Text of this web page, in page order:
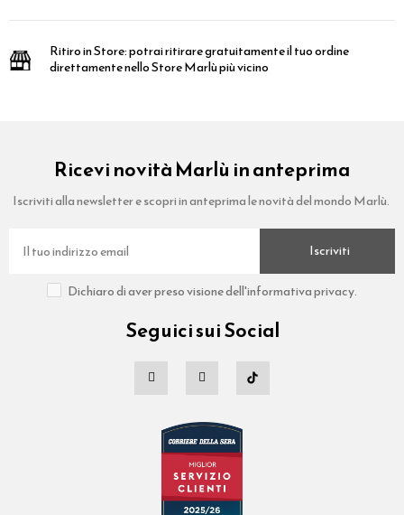
Ritiro in Store:potrai ritirare gratuitamente il tuo ordine
direttamente nello Store Marlù più vicino
Ricevi novità Marlù in anteprima
Iscriviti alla newsletter e scopri in anteprima le novità del mondo Marlù.
Iscriviti
Dichiaro di aver preso visione dell'informativa privacy.
Seguici sui Social